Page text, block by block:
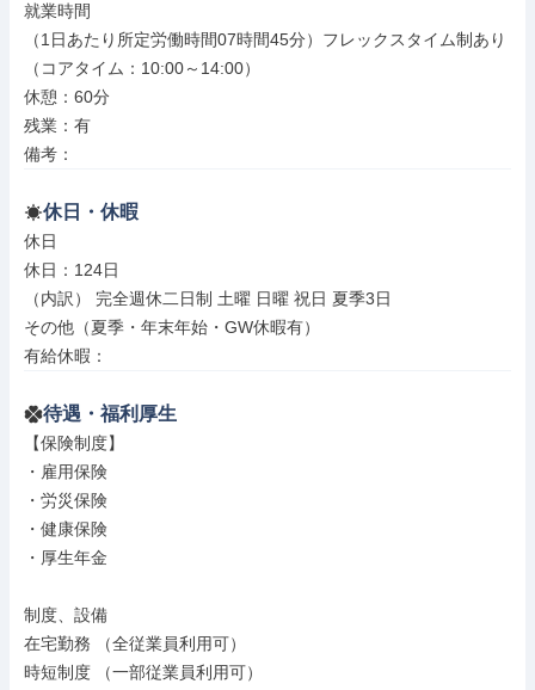
就業時間
（1日あたり所定労働時間07時間45分）フレックスタイム制あり
（コアタイム：10:00～14:00）
休憩：60分
残業：有
備考：
休日・休暇
休日
休日：124日
（内訳） 完全週休二日制 土曜 日曜 祝日 夏季3日
その他（夏季・年末年始・GW休暇有）
有給休暇：
待遇・福利厚生
【保険制度】
・雇用保険
・労災保険
・健康保険
・厚生年金
制度、設備
在宅勤務 （全従業員利用可）
時短制度 （一部従業員利用可）